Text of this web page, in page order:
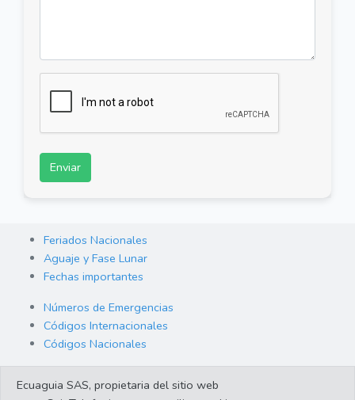
Enviar
Feriados Nacionales
Aguaje y Fase Lunar
Fechas importantes
Números de Emergencias
Códigos Internacionales
Códigos Nacionales
Cambio de Divisas
Ecuaguia SAS, propietaria del sitio web